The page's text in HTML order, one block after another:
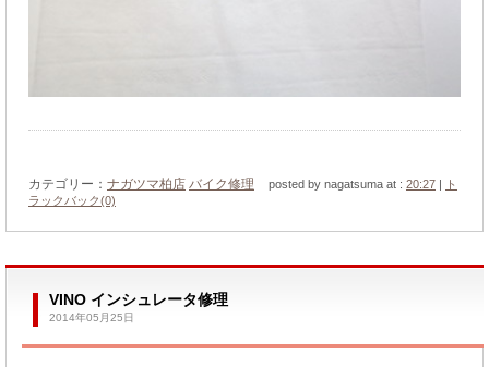
カテゴリー： ナガツマ柏店 バイク修理 posted by nagatsuma at : 20:27 |
ト
ラックバック(0)
VINO インシュレータ修理
2014年05月25日